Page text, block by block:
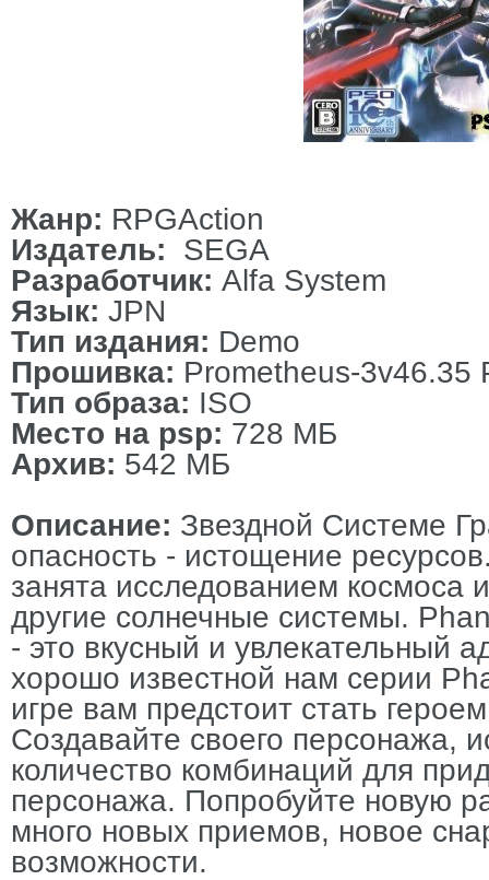
Жанр: RPGAction
Издатель: SEGA
Разработчик: Alfa System
Язык: JPN
Тип издания: Demo
Прошивка: Prometheus-3v46.35
Тип образа: ISO
Место на psp: 728 МБ
Архив: 542 МБ
Описание: Звездной Системе
опасность - истощение
занята исследованием космоса
другие солнечные системы.
- это вкусный и увлекательный
хорошо известной нам серии
игре вам предстоит стать
Создавайте своего персонажа,
количество комбинаций для
персонажа. Попробуйте новую
много новых приемов, новое
возможности.